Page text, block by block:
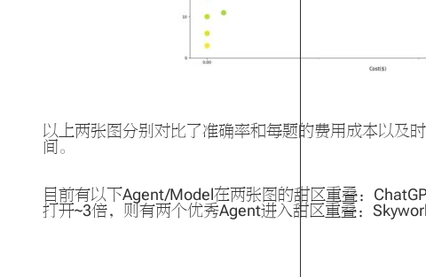
以上两张图分别对比了准确率和每题的费用成本以及
间。
目前有以下Agent/Model在两张图的甜区重叠：
打开~3倍，则有两个优秀Agent进入甜区重叠：